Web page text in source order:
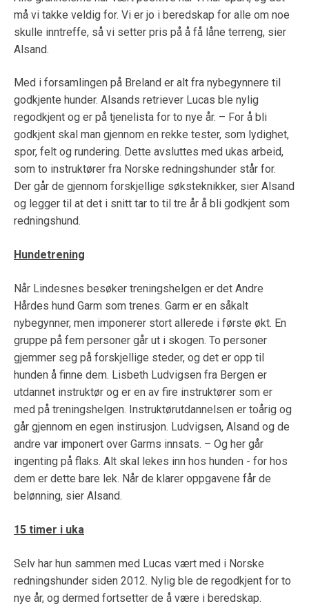
må vi takke veldig for. Vi er jo i beredskap for alle om noe
skulle inntreffe, så vi setter pris på å få låne terreng, sier
Alsand.
Med i forsamlingen på Breland er alt fra nybegynnere til
godkjente hunder. Alsands retriever Lucas ble nylig
regodkjent og er på tjenelista for to nye år. – For å bli
godkjent skal man gjennom en rekke tester, som lydighet,
spor, felt og rundering. Dette avsluttes med ukas arbeid,
som to instruktører fra Norske redningshunder står for.
Der går de gjennom forskjellige søksteknikker, sier Alsand
og legger til at det i snitt tar to til tre år å bli godkjent som
redningshund.
Hundetrening
Når Lindesnes besøker treningshelgen er det Andre
Hårdes hund Garm som trenes. Garm er en såkalt
nybegynner, men imponerer stort allerede i første økt. En
gruppe på fem personer går ut i skogen. To personer
gjemmer seg på forskjellige steder, og det er opp til
hunden å finne dem. Lisbeth Ludvigsen fra Bergen er
utdannet instruktør og er en av fire instruktører som er
med på treningshelgen. Instruktørutdannelsen er toårig og
går gjennom en egen instirusjon. Ludvigsen, Alsand og de
andre var imponert over Garms innsats. – Og her går
ingenting på flaks. Alt skal lekes inn hos hunden - for hos
dem er dette bare lek. Når de klarer oppgavene får de
belønning, sier Alsand.
15 timer i uka
Selv har hun sammen med Lucas vært med i Norske
redningshunder siden 2012. Nylig ble de regodkjent for to
nye år, og dermed fortsetter de å være i beredskap.